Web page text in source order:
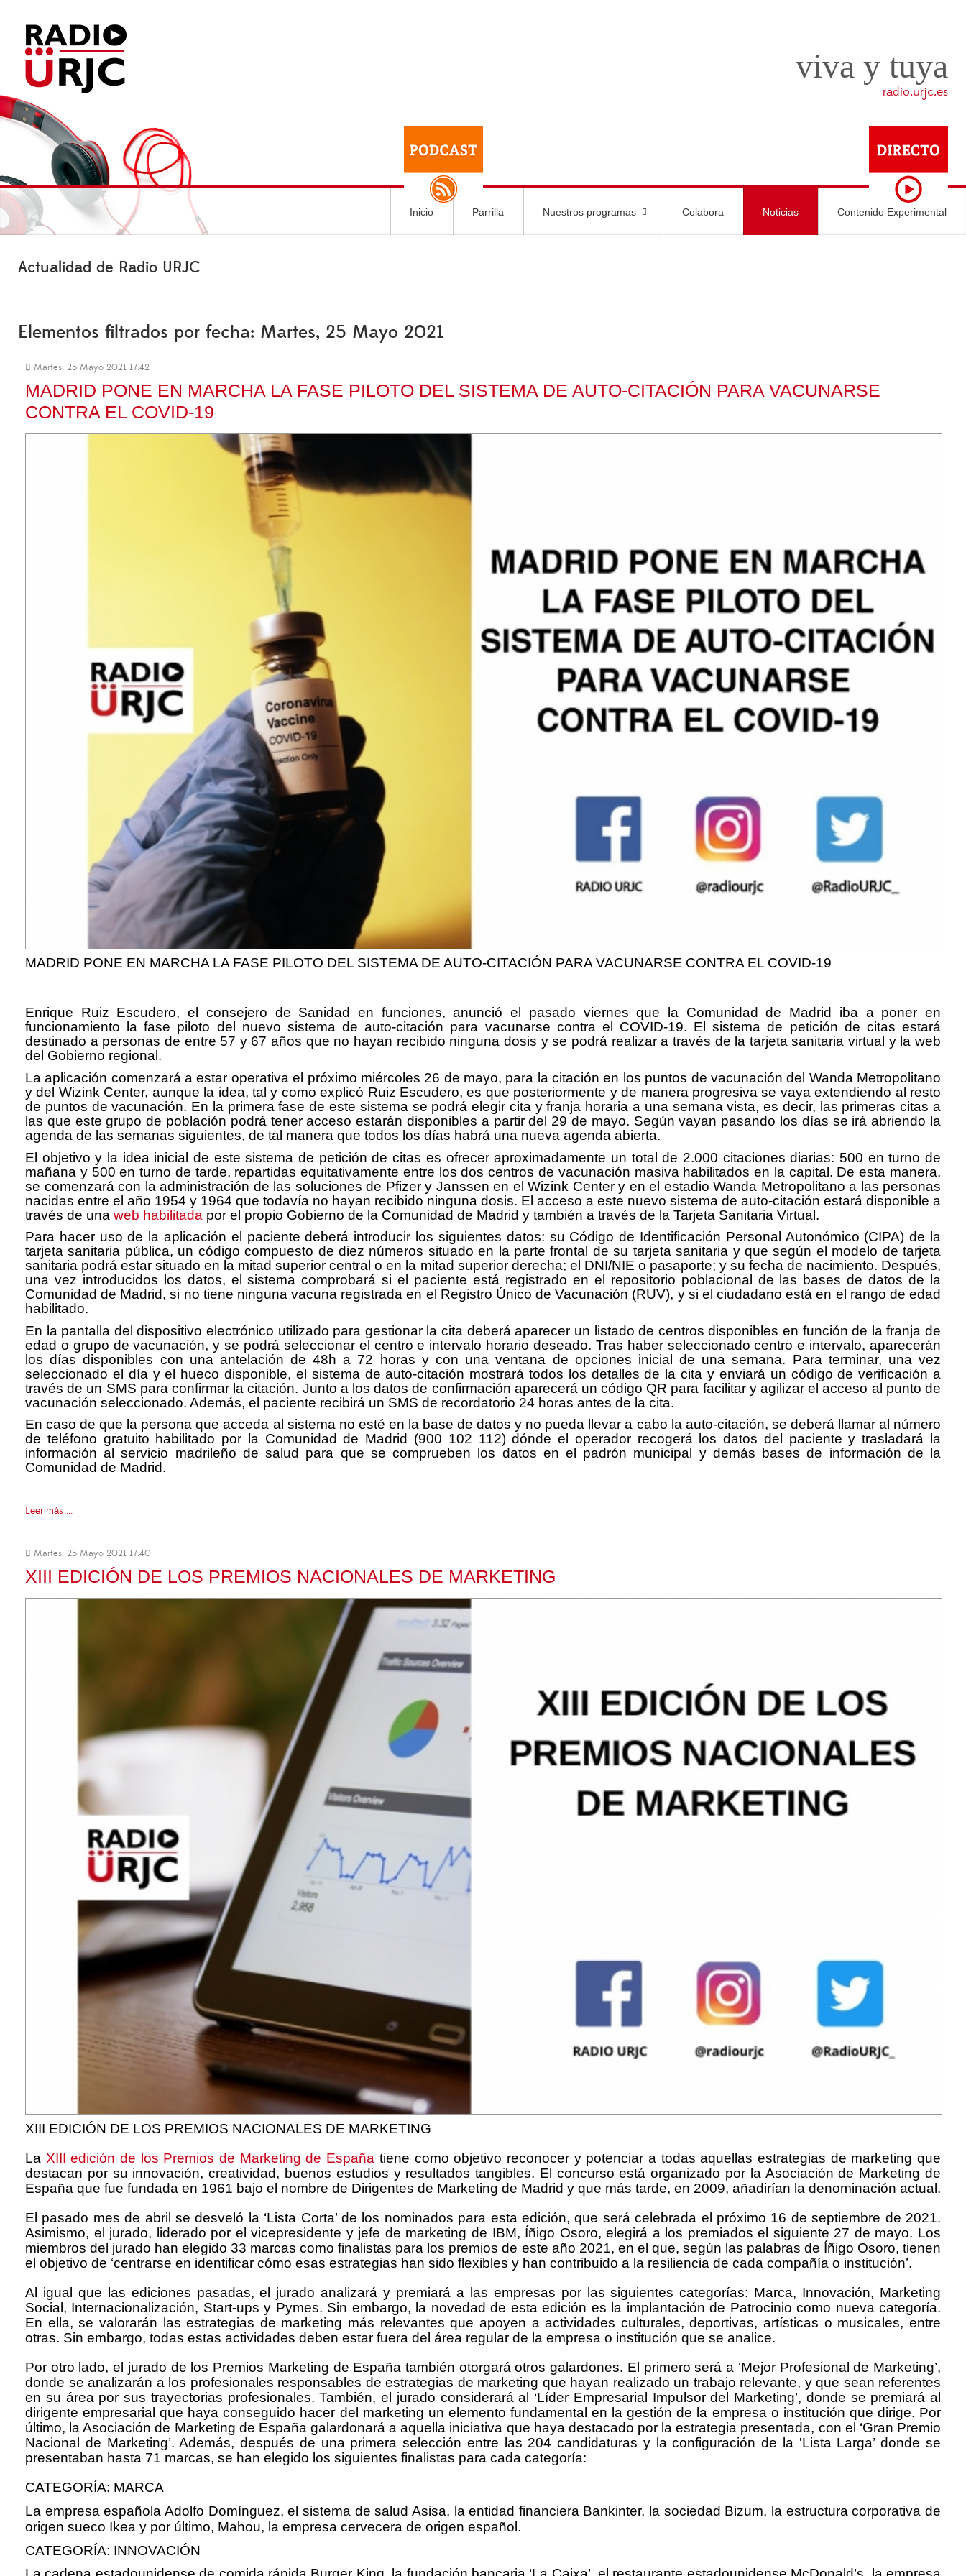
viva y tuya
radio.urjc.es
Inicio Parrilla Nuestros programas Colabora Noticias Contenido Experimental
Actualidad de Radio URJC
Elementos filtrados por fecha: Martes, 25 Mayo 2021
Martes, 25 Mayo 2021 17:42
MADRID PONE EN MARCHA LA FASE PILOTO DEL SISTEMA DE AUTO-CITACIÓN PARA VACUNARSE
CONTRA EL COVID-19
MADRID PONE EN MARCHA LA FASE PILOTO DEL SISTEMA DE AUTO-CITACIÓN PARA VACUNARSE CONTRA EL COVID-19
Enrique Ruiz Escudero, el consejero de Sanidad en funciones, anunció el pasado viernes que la Comunidad de Madrid iba a poner en
funcionamiento la fase piloto del nuevo sistema de auto-citación para vacunarse contra el COVID-19. El sistema de petición de citas estará
destinado a personas de entre 57 y 67 años que no hayan recibido ninguna dosis y se podrá realizar a través de la tarjeta sanitaria virtual y la web
del Gobierno regional.
La aplicación comenzará a estar operativa el próximo miércoles 26 de mayo, para la citación en los puntos de vacunación del Wanda Metropolitano
y del Wizink Center, aunque la idea, tal y como explicó Ruiz Escudero, es que posteriormente y de manera progresiva se vaya extendiendo al resto
de puntos de vacunación. En la primera fase de este sistema se podrá elegir cita y franja horaria a una semana vista, es decir, las primeras citas a
las que este grupo de población podrá tener acceso estarán disponibles a partir del 29 de mayo. Según vayan pasando los días se irá abriendo la
agenda de las semanas siguientes, de tal manera que todos los días habrá una nueva agenda abierta.
El objetivo y la idea inicial de este sistema de petición de citas es ofrecer aproximadamente un total de 2.000 citaciones diarias: 500 en turno de
mañana y 500 en turno de tarde, repartidas equitativamente entre los dos centros de vacunación masiva habilitados en la capital. De esta manera,
se comenzará con la administración de las soluciones de Pfizer y Janssen en el Wizink Center y en el estadio Wanda Metropolitano a las personas
nacidas entre el año 1954 y 1964 que todavía no hayan recibido ninguna dosis. El acceso a este nuevo sistema de auto-citación estará disponible a
través de una web habilitada por el propio Gobierno de la Comunidad de Madrid y también a través de la Tarjeta Sanitaria Virtual.
Para hacer uso de la aplicación el paciente deberá introducir los siguientes datos: su Código de Identificación Personal Autonómico (CIPA) de la
tarjeta sanitaria pública, un código compuesto de diez números situado en la parte frontal de su tarjeta sanitaria y que según el modelo de tarjeta
sanitaria podrá estar situado en la mitad superior central o en la mitad superior derecha; el DNI/NIE o pasaporte; y su fecha de nacimiento. Después,
una vez introducidos los datos, el sistema comprobará si el paciente está registrado en el repositorio poblacional de las bases de datos de la
Comunidad de Madrid, si no tiene ninguna vacuna registrada en el Registro Único de Vacunación (RUV), y si el ciudadano está en el rango de edad
habilitado.
En la pantalla del dispositivo electrónico utilizado para gestionar la cita deberá aparecer un listado de centros disponibles en función de la franja de
edad o grupo de vacunación, y se podrá seleccionar el centro e intervalo horario deseado. Tras haber seleccionado centro e intervalo, aparecerán
los días disponibles con una antelación de 48h a 72 horas y con una ventana de opciones inicial de una semana. Para terminar, una vez
seleccionado el día y el hueco disponible, el sistema de auto-citación mostrará todos los detalles de la cita y enviará un código de verificación a
través de un SMS para confirmar la citación. Junto a los datos de confirmación aparecerá un código QR para facilitar y agilizar el acceso al punto de
vacunación seleccionado. Además, el paciente recibirá un SMS de recordatorio 24 horas antes de la cita.
En caso de que la persona que acceda al sistema no esté en la base de datos y no pueda llevar a cabo la auto-citación, se deberá llamar al número
de teléfono gratuito habilitado por la Comunidad de Madrid (900 102 112) dónde el operador recogerá los datos del paciente y trasladará la
información al servicio madrileño de salud para que se comprueben los datos en el padrón municipal y demás bases de información de la
Comunidad de Madrid.
Leer más ...
Martes, 25 Mayo 2021 17:40
XIII EDICIÓN DE LOS PREMIOS NACIONALES DE MARKETING
XIII EDICIÓN DE LOS PREMIOS NACIONALES DE MARKETING
La XIII edición de los Premios de Marketing de España tiene como objetivo reconocer y potenciar a todas aquellas estrategias de marketing que
destacan por su innovación, creatividad, buenos estudios y resultados tangibles. El concurso está organizado por la Asociación de Marketing de
España que fue fundada en 1961 bajo el nombre de Dirigentes de Marketing de Madrid y que más tarde, en 2009, añadirían la denominación actual.
El pasado mes de abril se desveló la ‘Lista Corta’ de los nominados para esta edición, que será celebrada el próximo 16 de septiembre de 2021.
Asimismo, el jurado, liderado por el vicepresidente y jefe de marketing de IBM, Íñigo Osoro, elegirá a los premiados el siguiente 27 de mayo. Los
miembros del jurado han elegido 33 marcas como finalistas para los premios de este año 2021, en el que, según las palabras de Íñigo Osoro, tienen
el objetivo de ‘centrarse en identificar cómo esas estrategias han sido flexibles y han contribuido a la resiliencia de cada compañía o institución’.
Al igual que las ediciones pasadas, el jurado analizará y premiará a las empresas por las siguientes categorías: Marca, Innovación, Marketing
Social, Internacionalización, Start-ups y Pymes. Sin embargo, la novedad de esta edición es la implantación de Patrocinio como nueva categoría.
En ella, se valorarán las estrategias de marketing más relevantes que apoyen a actividades culturales, deportivas, artísticas o musicales, entre
otras. Sin embargo, todas estas actividades deben estar fuera del área regular de la empresa o institución que se analice.
Por otro lado, el jurado de los Premios Marketing de España también otorgará otros galardones. El primero será a ‘Mejor Profesional de Marketing’,
donde se analizarán a los profesionales responsables de estrategias de marketing que hayan realizado un trabajo relevante, y que sean referentes
en su área por sus trayectorias profesionales. También, el jurado considerará al ‘Líder Empresarial Impulsor del Marketing’, donde se premiará al
dirigente empresarial que haya conseguido hacer del marketing un elemento fundamental en la gestión de la empresa o institución que dirige. Por
último, la Asociación de Marketing de España galardonará a aquella iniciativa que haya destacado por la estrategia presentada, con el ‘Gran Premio
Nacional de Marketing’. Además, después de una primera selección entre las 204 candidaturas y la configuración de la 'Lista Larga’ donde se
presentaban hasta 71 marcas, se han elegido los siguientes finalistas para cada categoría:
CATEGORÍA: MARCA
La empresa española Adolfo Domínguez, el sistema de salud Asisa, la entidad financiera Bankinter, la sociedad Bizum, la estructura corporativa de
origen sueco Ikea y por último, Mahou, la empresa cervecera de origen español.
CATEGORÍA: INNOVACIÓN